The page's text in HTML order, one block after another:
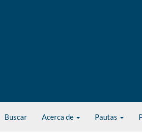
Buscar Acerca de Pautas